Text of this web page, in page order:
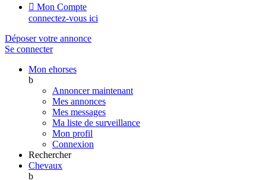
 Mon Compte
connectez-vous ici
Déposer votre annonce
Se connecter
Mon ehorses
b
Annoncer maintenant
Mes annonces
Mes messages
Ma liste de surveillance
Mon profil
Connexion
Rechercher
Chevaux
b